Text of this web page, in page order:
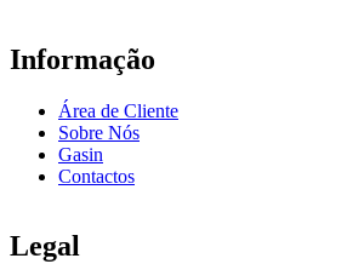
Informação
Área de Cliente
Sobre Nós
Gasin
Contactos
Legal